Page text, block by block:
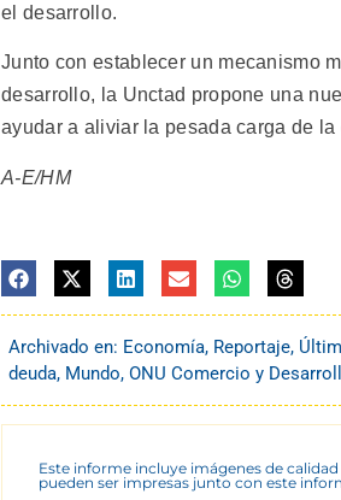
el desarrollo.
Junto con establecer un mecanismo
desarrollo, la Unctad propone una
ayudar a aliviar la pesada carga de la
A-E/HM
Archivado en: Economía, Reportaje,
deuda, Mundo, ONU Comercio y
Este informe incluye imágenes de
pueden ser impresas junto con este